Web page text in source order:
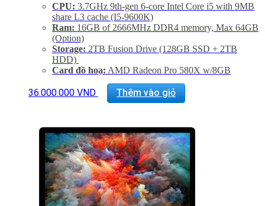
CPU: 3.7GHz 9th-gen 6-core Intel Core i5 with 9MB
share L3 cache (I5-9600K)
Ram: 16GB of 2666MHz DDR4 memory, Max 64GB
(Option)
Storage: 2TB Fusion Drive (128GB SSD + 2TB
HDD)
Card đồ hoạ: AMD Radeon Pro 580X w/8GB
Màn hình:
27 inch 16:9 widescreen LED-backlit
Retina 5K disaplay (5120×2880)
Tình trạng:Likenew Fullbox
Phụ Kiện:Body, Dây nguồn, Keyboard 2, Mouse 2
Bảo hành: 6 tháng
Hổ trợ kỹ thuật, cài đặt phần mềm và vệ sinh máy suốt
đời.
36.000.000 VND Thêm vào giỏ